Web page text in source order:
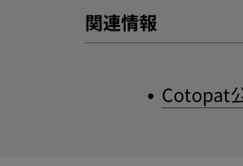
関連情報
Cotopat